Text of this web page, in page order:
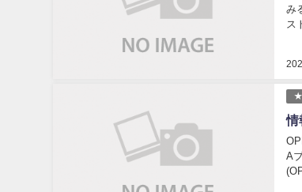
み
ス
情
A